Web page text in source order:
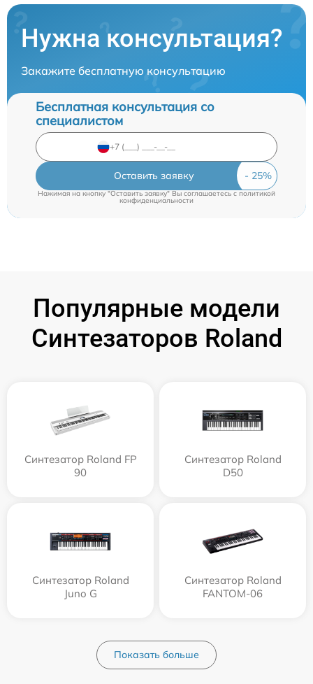
Нужна консультация?
Закажите бесплатную консультацию
Бесплатная консультация со
специалистом
Оставить заявку
Нажимая на кнопку "Оставить заявку" Вы соглашаетесь cполитикой
конфиденциальности
Популярные модели
Синтезаторов Roland
Синтезатор Roland FP
90
Синтезатор Roland
D50
Синтезатор Roland
Juno G
Синтезатор Roland
FANTOM-06
Показать больше